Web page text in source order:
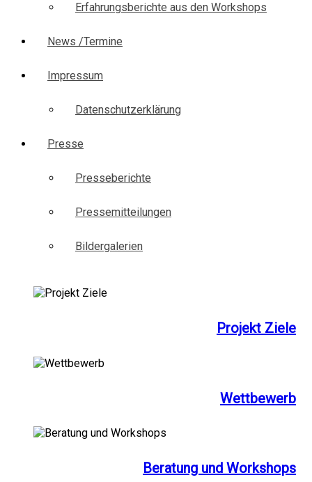
Erfahrungsberichte aus den Workshops
News /Termine
Impressum
Datenschutzerklärung
Presse
Presseberichte
Pressemitteilungen
Bildergalerien
Projekt Ziele
Wettbewerb
Beratung und Workshops